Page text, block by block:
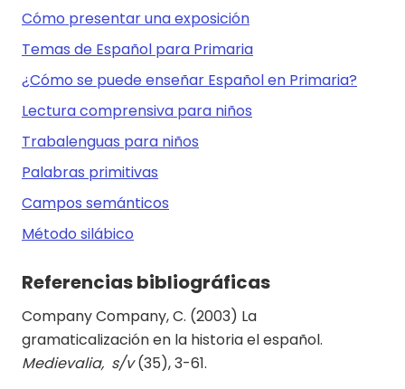
Cómo presentar una exposición
Temas de Español para Primaria
¿Cómo se puede enseñar Español en Primaria?
Lectura comprensiva para niños
Trabalenguas para niños
Palabras primitivas
Campos semánticos
Método silábico
Referencias bibliográficas
Company Company, C. (2003) La
gramaticalización en la historia el español.
Medievalia, s/v(35), 3-61.